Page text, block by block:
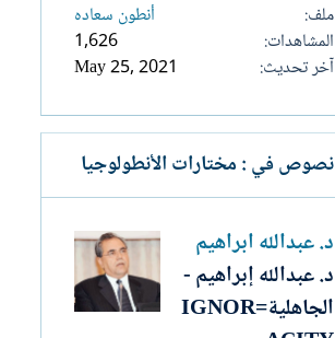
ملف
أنطون سعاده
المشاهدات
1,626
آخر تحديث
May 25, 2021
نصوص في : مختارات الأنطولوجيا
د. عبدالله ابراهيم
د. عبدالله إبراهيم -
الجاهلية=IGNOR